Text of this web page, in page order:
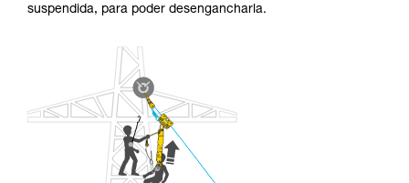
suspendida, para poder desengancharla.